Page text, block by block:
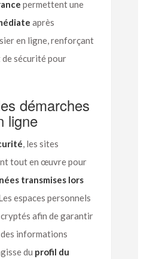
permettent une
après
en ligne, renforçant
sécurité pour
démarches
ligne
, les sites
tout en œuvre pour
transmises lors
espaces personnels
afin de garantir
informations
du profil du